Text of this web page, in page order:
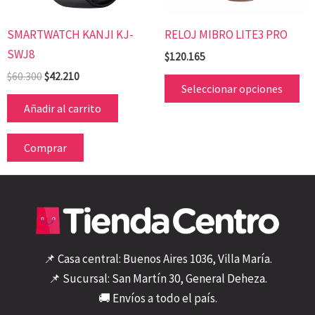
SMARTWATCH KANJI KJ-
SWJ8
$60.300$42.210
Añadir al carrito
Comprar
RELOJ MIBRO LITE3 PRO
$120.165
Seleccionar opciones
en
📌 Casa central: Buenos Aires 1036, Villa María.
📌 Sucursal: San Martín 30, General Deheza.
🚚 Envíos a todo el país.